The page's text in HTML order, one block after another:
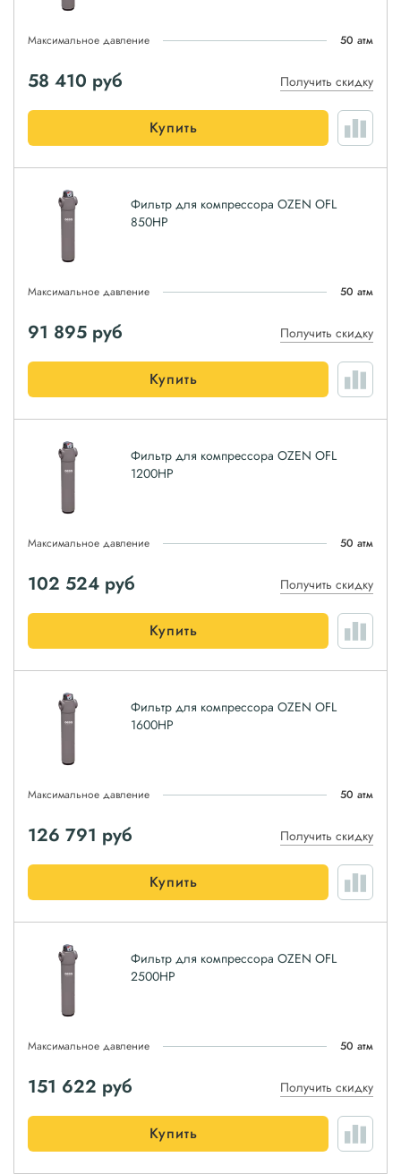
Максимальное давление 50 атм
58 410 руб Получить скидку
Купить
Фильтр для компрессора OZEN OFL
850HP
Максимальное давление 50 атм
91 895 руб Получить скидку
Купить
Фильтр для компрессора OZEN OFL
1200HP
Максимальное давление 50 атм
102 524 руб Получить скидку
Купить
Фильтр для компрессора OZEN OFL
1600HP
Максимальное давление 50 атм
126 791 руб Получить скидку
Купить
Фильтр для компрессора OZEN OFL
2500HP
Максимальное давление 50 атм
151 622 руб Получить скидку
Купить